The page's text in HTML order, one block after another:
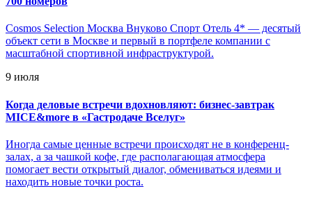
Cosmos Selection Москва Внуково Спорт Отель 4* — десятый
объект сети в Москве и первый в портфеле компании с
масштабной спортивной инфраструктурой.
9 июля
Когда деловые встречи вдохновляют: бизнес-завтрак
MICE&more в «Гастродаче Вселуг»
Иногда самые ценные встречи происходят не в конференц-
залах, а за чашкой кофе, где располагающая атмосфера
помогает вести открытый диалог, обмениваться идеями и
находить новые точки роста.